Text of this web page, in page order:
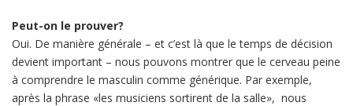
Peut-on le prouver?
Oui. De manière générale – et c’est là que le temps de décision
devient important – nous pouvons montrer que le cerveau peine
à comprendre le masculin comme générique. Par exemple,
après la phrase «les musiciens sortirent de la salle», nous